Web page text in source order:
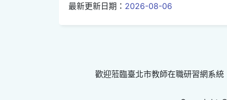
最新更新日期： 2026-08-06
歡迎蒞臨臺北市教師在職研習網系